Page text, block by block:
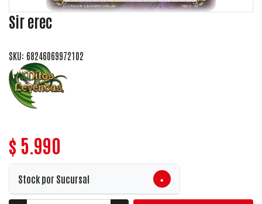
Sir erec
SKU: 68246069972102
$ 5.990
Stock por Sucursal +